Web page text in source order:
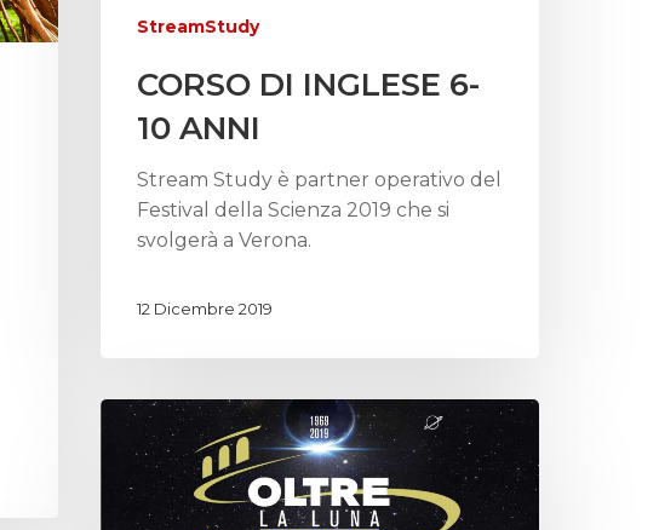
StreamStudy
CORSO DI INGLESE 6-
10 ANNI
Stream Study è partner operativo del
Festival della Scienza 2019 che si
svolgerà a Verona.
12 Dicembre 2019